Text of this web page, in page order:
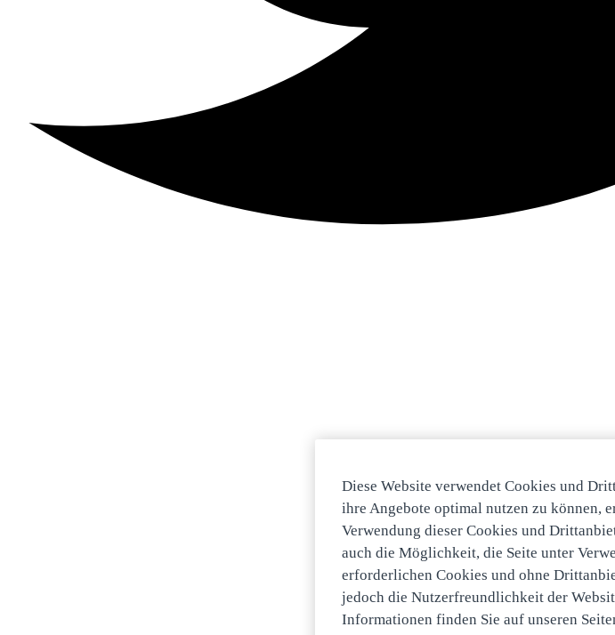
Diese Website verwendet Cookies und
ihre Angebote optimal nutzen zu können,
Verwendung dieser Cookies und
auch die Möglichkeit, die Seite unter
erforderlichen Cookies und ohne
jedoch die Nutzerfreundlichkeit der
Informationen finden Sie auf unseren